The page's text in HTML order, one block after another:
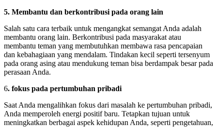
5. Membantu dan berkontribusi pada orang lain
Salah satu cara terbaik untuk mengangkat semangat Anda adalah
membantu orang lain. Berkontribusi pada masyarakat atau
membantu teman yang membutuhkan membawa rasa pencapaian
dan kebahagiaan yang mendalam. Tindakan kecil seperti tersenyum
pada orang asing atau mendukung teman bisa berdampak besar pada
perasaan Anda.
6. fokus pada pertumbuhan pribadi
Saat Anda mengalihkan fokus dari masalah ke pertumbuhan pribadi,
Anda memperoleh energi positif baru. Tetapkan tujuan untuk
meningkatkan berbagai aspek kehidupan Anda, seperti pengetahuan,